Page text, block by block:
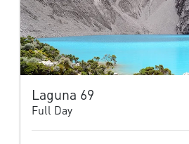
Laguna 69
Full Day